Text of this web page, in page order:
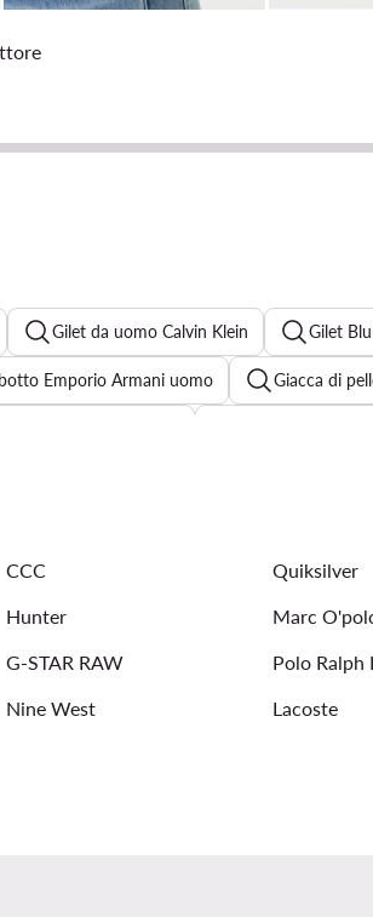
Gilet da uomo Calvin Klein Gilet
Emporio Armani uomo Giacca di
Jeans neri uomo Pantaloni Calvin Klein
CCC Quiksilver
Hunter Marc
G-STAR RAW Polo Ralph
Nine West Lacoste